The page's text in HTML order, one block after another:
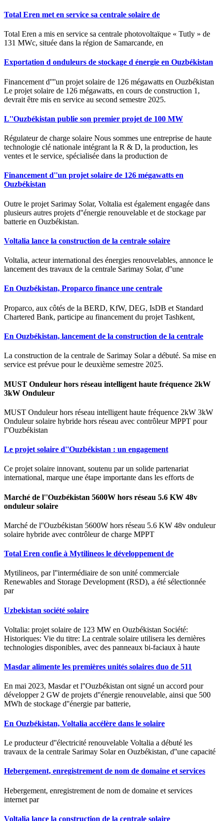
Total Eren met en service sa centrale solaire de
Total Eren a mis en service sa centrale photovoltaïque « Tutly » de
131 MWc, située dans la région de Samarcande, en
Exportation d onduleurs de stockage d énergie en Ouzbékistan
Financement d''''un projet solaire de 126 mégawatts en Ouzbékistan
Le projet solaire de 126 mégawatts, en cours de construction 1,
devrait être mis en service au second semestre 2025.
L''Ouzbékistan publie son premier projet de 100 MW
Régulateur de charge solaire Nous sommes une entreprise de haute
technologie clé nationale intégrant la R & D, la production, les
ventes et le service, spécialisée dans la production de
Financement d''un projet solaire de 126 mégawatts en
Ouzbékistan
Outre le projet Sarimay Solar, Voltalia est également engagée dans
plusieurs autres projets d''énergie renouvelable et de stockage par
batterie en Ouzbékistan.
Voltalia lance la construction de la centrale solaire
Voltalia, acteur international des énergies renouvelables, annonce le
lancement des travaux de la centrale Sarimay Solar, d''une
En Ouzbékistan, Proparco finance une centrale
Proparco, aux côtés de la BERD, KfW, DEG, IsDB et Standard
Chartered Bank, participe au financement du projet Tashkent,
En Ouzbékistan, lancement de la construction de la centrale
La construction de la centrale de Sarimay Solar a débuté. Sa mise en
service est prévue pour le deuxième semestre 2025.
MUST Onduleur hors réseau intelligent haute fréquence 2kW
3kW Onduleur
MUST Onduleur hors réseau intelligent haute fréquence 2kW 3kW
Onduleur solaire hybride hors réseau avec contrôleur MPPT pour
l''Ouzbékistan
Le projet solaire d''Ouzbékistan : un engagement
Ce projet solaire innovant, soutenu par un solide partenariat
international, marque une étape importante dans les efforts de
Marché de l''Ouzbékistan 5600W hors réseau 5.6 KW 48v
onduleur solaire
Marché de l''Ouzbékistan 5600W hors réseau 5.6 KW 48v onduleur
solaire hybride avec contrôleur de charge MPPT
Total Eren confie à Mytilineos le développement de
Mytilineos, par l''intermédiaire de son unité commerciale
Renewables and Storage Development (RSD), a été sélectionnée
par
Uzbekistan société solaire
Voltalia: projet solaire de 123 MW en Ouzbékistan Société:
Historiques: Vie du titre: La centrale solaire utilisera les dernières
technologies disponibles, avec des panneaux bi-faciaux à haute
Masdar alimente les premières unités solaires duo de 511
En mai 2023, Masdar et l''Ouzbékistan ont signé un accord pour
développer 2 GW de projets d''énergie renouvelable, ainsi que 500
MWh de stockage d''énergie par batterie,
En Ouzbékistan, Voltalia accélère dans le solaire
Le producteur d''électricité renouvelable Voltalia a débuté les
travaux de la centrale Sarimay Solar en Ouzbékistan, d''une capacité
Hebergement, enregistrement de nom de domaine et services
Hebergement, enregistrement de nom de domaine et services
internet par
Voltalia lance la construction de la centrale solaire